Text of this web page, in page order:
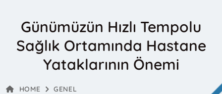
Günümüzün Hızlı Tempolu
Sağlık Ortamında Hastane
Yataklarının Önemi
HOME
GENEL